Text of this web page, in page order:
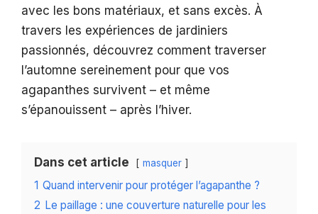
avec les bons matériaux, et sans excès. À
travers les expériences de jardiniers
passionnés, découvrez comment traverser
l’automne sereinement pour que vos
agapanthes survivent – et même
s’épanouissent – après l’hiver.
Dans cet article masquer
1 Quand intervenir pour protéger l’agapanthe ?
2 Le paillage : une couverture naturelle pour les